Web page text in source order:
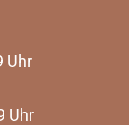
Uhr
Uhr